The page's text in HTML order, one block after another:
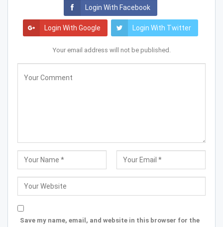
Login With Facebook
Login With Google Login With Twitter
Your email address will not be published.
Save my name, email, and website in this browser for the